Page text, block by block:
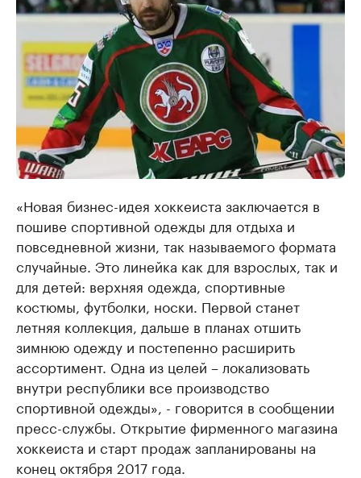
«Новая бизнес-идея хоккеиста заключается в
пошиве спортивной одежды для отдыха и
повседневной жизни, так называемого формата
случайные. Это линейка как для взрослых, так и
для детей: верхняя одежда, спортивные
костюмы, футболки, носки. Первой станет
летняя коллекция, дальше в планах отшить
зимнюю одежду и постепенно расширить
ассортимент. Одна из целей – локализовать
внутри республики все производство
спортивной одежды», - говорится в сообщении
пресс-службы. Открытие фирменного магазина
хоккеиста и старт продаж запланированы на
конец октября 2017 года.